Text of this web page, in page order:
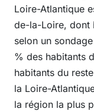
Loire-Atlantique
de-la-Loire, dont
selon un
% des habitants
habitants du
la Loire-
la région la plus